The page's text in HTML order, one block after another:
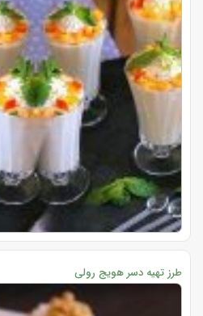
طرز تهیه دسر هویج رولی